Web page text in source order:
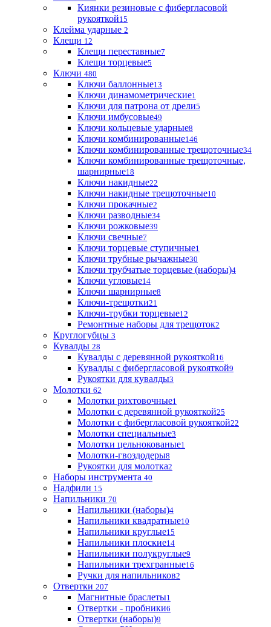
Киянки резиновые с фибергласовой
рукояткой15
Клейма ударные 2
Клещи 12
Клещи переставные7
Клещи торцевые5
Ключи 480
Ключи баллонные13
Ключи динамометрические1
Ключи для патрона от дрели5
Ключи имбусовые49
Ключи кольцевые ударные8
Ключи комбинированные146
Ключи комбинированные трещоточные34
Ключи комбинированные трещоточные,
шарнирные18
Ключи накидные22
Ключи накидные трещоточные10
Ключи прокачные2
Ключи разводные34
Ключи рожковые39
Ключи свечные7
Ключи торцевые ступичные1
Ключи трубные рычажные30
Ключи трубчатые торцевые (наборы)4
Ключи угловые14
Ключи шарнирные8
Ключи-трещотки21
Ключи-трубки торцевые12
Ремонтные наборы для трещоток2
Круглогубцы 3
Кувалды 28
Кувалды с деревянной рукояткой16
Кувалды с фибергласовой рукояткой9
Рукоятки для кувалды3
Молотки 62
Молотки рихтовочные1
Молотки с деревянной рукояткой25
Молотки с фибергласовой рукояткой22
Молотки специальные3
Молотки цельнокованые1
Молотки-гвоздодеры8
Рукоятки для молотка2
Наборы инструмента 40
Надфили 15
Напильники 70
Напильники (наборы)4
Напильники квадратные10
Напильники круглые15
Напильники плоские14
Напильники полукруглые9
Напильники трехгранные16
Ручки для напильников2
Отвертки 207
Магнитные браслеты1
Отвертки - пробники6
Отвертки (наборы)9